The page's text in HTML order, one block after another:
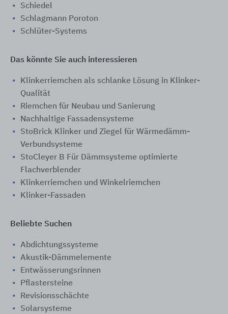
Schiedel
Schlagmann Poroton
Schlüter-Systems
Das könnte Sie auch interessieren
Klinkerriemchen als schlanke Lösung in Klinker-
Qualität
Riemchen für Neubau und Sanierung
Nachhaltige Fassadensysteme
StoBrick Klinker und Ziegel für Wärmedämm-
Verbundsysteme
StoCleyer B Für Dämmsysteme optimierte
Flachverblender
Klinkerriemchen und Winkelriemchen
Klinker-Fassaden
Beliebte Suchen
Abdichtungssysteme
Akustik-Dämmelemente
Entwässerungsrinnen
Pflastersteine
Revisionsschächte
Solarsysteme